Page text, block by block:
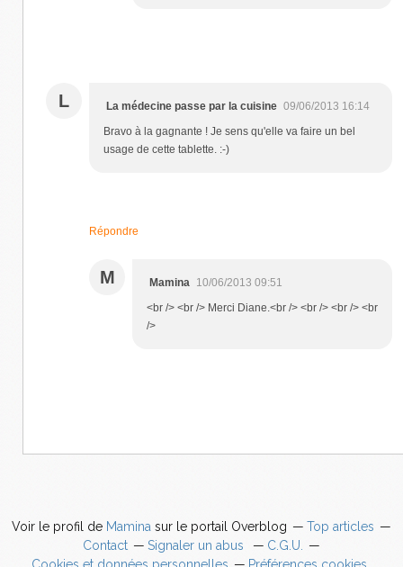
L La médecine passe par la cuisine 09/06/2013 16:14
Bravo à la gagnante ! Je sens qu'elle va faire un bel
usage de cette tablette. :-)
Répondre
M Mamina 10/06/2013 09:51
<br /> <br /> Merci Diane.<br /> <br /> <br /> <br
/>
Voir le profil de Mamina sur le portail Overblog
Top articles
Contact
Signaler un abus
C.G.U.